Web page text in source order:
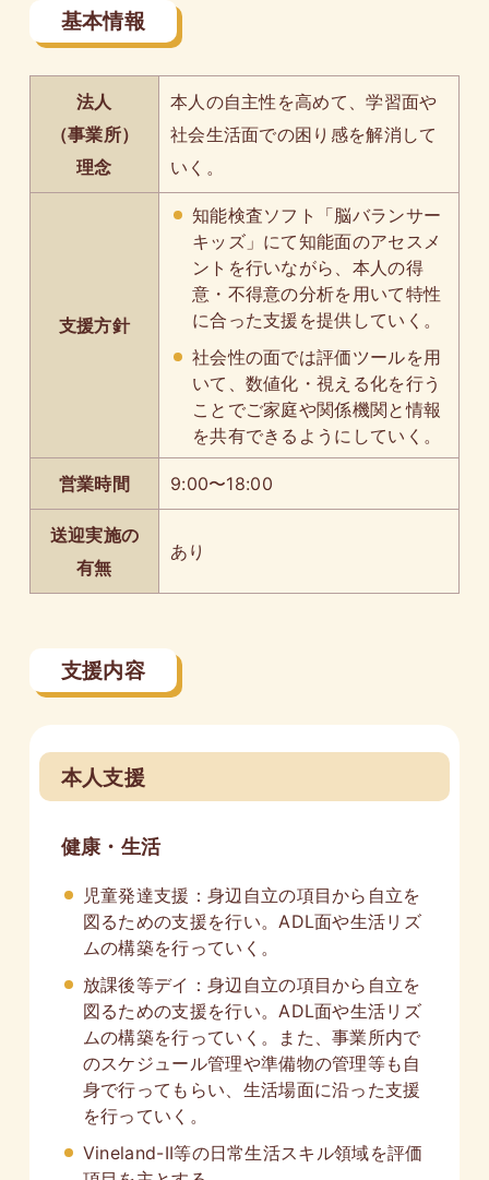
基本情報
法人
（事業所）
理念
本人の自主性を高めて、学習面や
社会生活面での困り感を解消して
いく。
支援方針
知能検査ソフト「脳バランサー
キッズ」にて知能面のアセスメ
ントを行いながら、本人の得
意・不得意の分析を用いて特性
に合った支援を提供していく。
社会性の面では評価ツールを用
いて、数値化・視える化を行う
ことでご家庭や関係機関と情報
を共有できるようにしていく。
営業時間 9:00〜18:00
送迎実施の
有無
あり
支援内容
本人支援
健康・生活
児童発達支援：身辺自立の項目から自立を
図るための支援を行い。ADL面や生活リズ
ムの構築を行っていく。
放課後等デイ：身辺自立の項目から自立を
図るための支援を行い。ADL面や生活リズ
ムの構築を行っていく。また、事業所内で
のスケジュール管理や準備物の管理等も自
身で行ってもらい、生活場面に沿った支援
を行っていく。
Vineland-II等の日常生活スキル領域を評価